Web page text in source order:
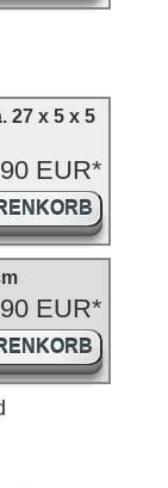
27 x 5 x 5
EUR*
EUR*